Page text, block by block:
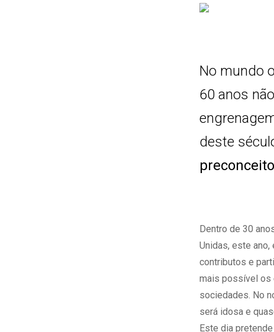
No mundo
60 anos
deste
Dentro de 30
Unidas, este
contributos e
mais possível os
sociedades. No
será idosa e
Este dia